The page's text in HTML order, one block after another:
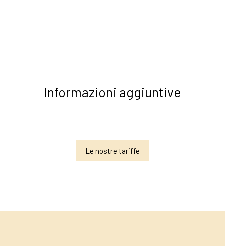
Informazioni aggiuntive
Le nostre tariffe